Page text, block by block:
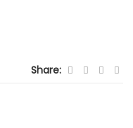
Share: